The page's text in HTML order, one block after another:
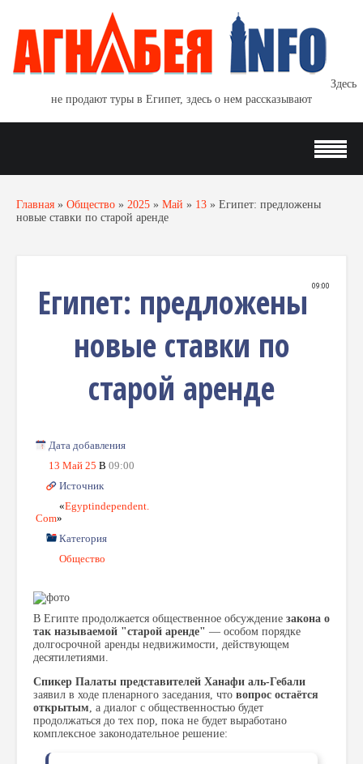
Здесь
не продают туры в Египет, здесь о нем рассказывают
Главная » Общество » 2025 » Май » 13 » Египет: предложены
новые ставки по старой аренде
09:00
Египет: предложены
новые ставки по
старой аренде
Дата добавления
13 Май 25 В 09:00
Источник
«Egyptindependent.
Com»
Категория
Общество
В Египте продолжается общественное обсуждение закона о
так называемой "старой аренде" — особом порядке
долгосрочной аренды недвижимости, действующем
десятилетиями.
Спикер Палаты представителей Ханафи аль-Гебали
заявил в ходе пленарного заседания, что вопрос остаётся
открытым, а диалог с общественностью будет
продолжаться до тех пор, пока не будет выработано
комплексное законодательное решение: